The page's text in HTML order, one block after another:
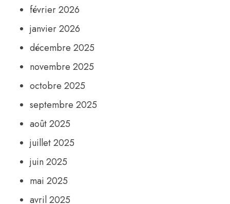
février 2026
janvier 2026
décembre 2025
novembre 2025
octobre 2025
septembre 2025
août 2025
juillet 2025
juin 2025
mai 2025
avril 2025